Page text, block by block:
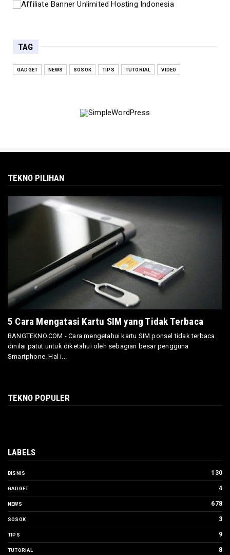
Aug 04, 2026
NEWS
Aug 04, 2026
Bersama
TAG
GADGET NEWS SOSOK TIPS TUTORIAL VIDEO
TEKNO PILIHAN
5 Cara Mengatasi Kartu SIM yang Tidak Terbaca
BANGTEKNO.COM - Cara mengetahui kartu SIM ponsel tidak terbaca
dinilai patut untuk diketahui oleh sebagian besar pengguna
Smartphone. Hal i...
TEKNO POPULER
LABELS
BISNIS 130
GADGET 4
NEWS 678
SOSOK 3
TIPS 9
TUTORIAL 8